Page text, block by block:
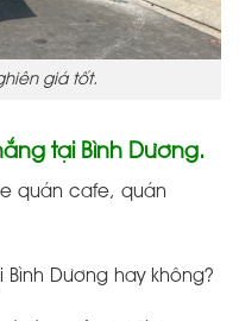
giá tốt.
tại Bình Dương.
quán cafe, quán
Dương hay không?